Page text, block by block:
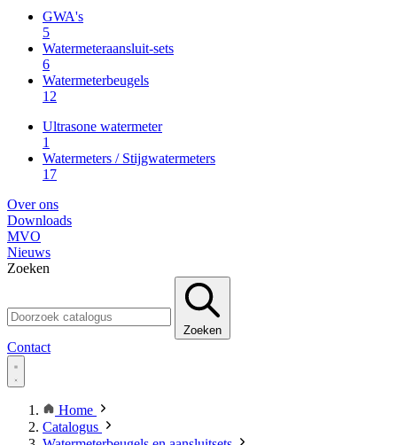
GWA's
5
Watermeteraansluit-sets
6
Watermeterbeugels
12
Ultrasone watermeter
1
Watermeters / Stijgwatermeters
17
Over ons
Downloads
MVO
Nieuws
Zoeken
Zoeken
Contact
Home
Catalogus